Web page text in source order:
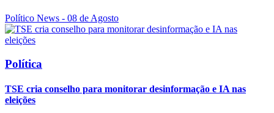
Político News - 08 de Agosto
Política
TSE cria conselho para monitorar desinformação e IA nas
eleições